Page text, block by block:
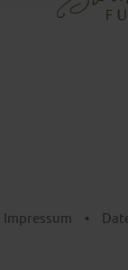
Impressum •